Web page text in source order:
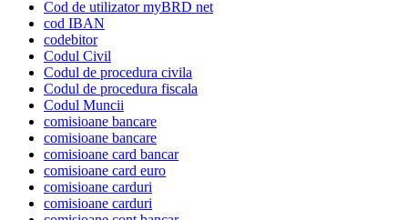
Cod de utilizator myBRD net
cod IBAN
codebitor
Codul Civil
Codul de procedura civila
Codul de procedura fiscala
Codul Muncii
comisioane bancare
comisioane bancare
comisioane card bancar
comisioane card euro
comisioane carduri
comisioane carduri